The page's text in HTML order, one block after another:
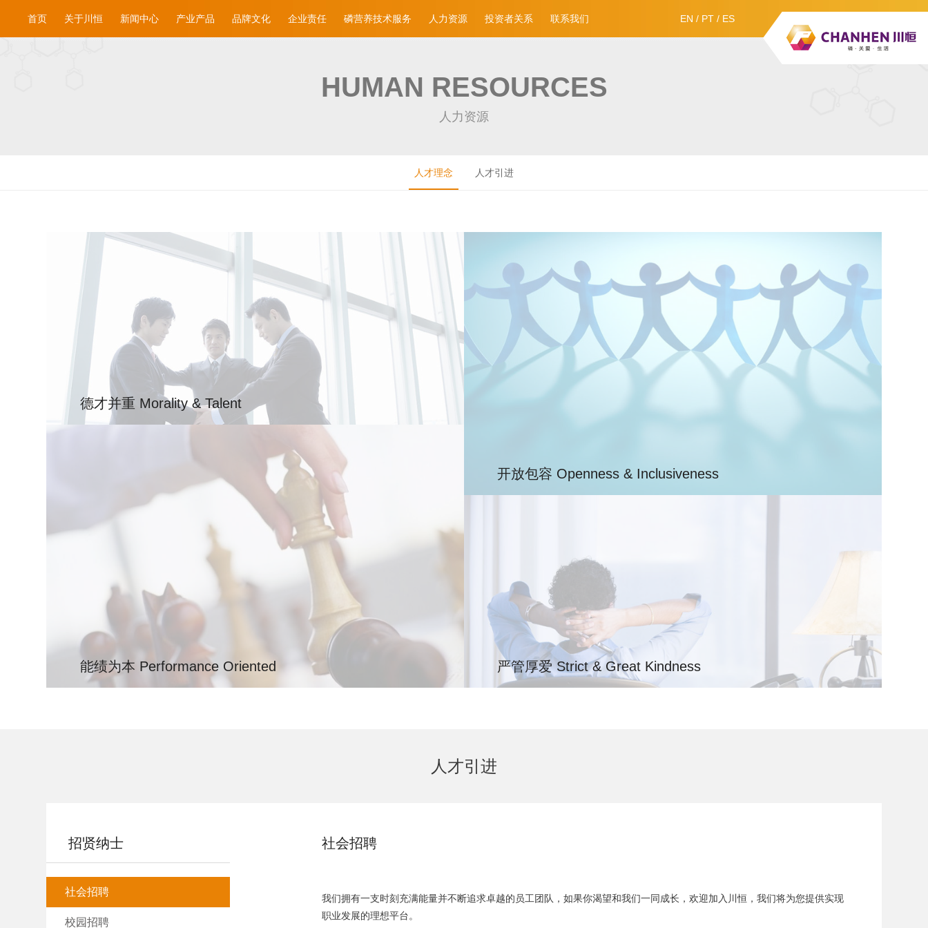
EN / PT / ES
首页 关于川恒 新闻中心 产业产品 品牌文化 企业责任 磷营养技术服务 人力资源 投资者关系 联系我们
HUMAN RESOURCES
人力资源
人才理念 人才引进
德才并重 Morality & Talent
我们坚持“品德为先，能力为要”的用人原则，将职业道德、价值操守作为不可逾越
的红线，实行品德问题一票否决；建立与岗位特性适配的德才评估体系，实现德才
素质与组织需求的高度匹配。
能绩为本 Performance Oriented
开放包容 Openness & Inclusiveness
严管厚爱 Strict & Great Kindness
人才引进
招贤纳士
社会招聘
校园招聘
社会招聘
我们拥有一支时刻充满能量并不断追求卓越的员工团队，如果你渴望和我们一同成长，欢迎加入川恒，我们将为您提供实现
职业发展的理想平台。